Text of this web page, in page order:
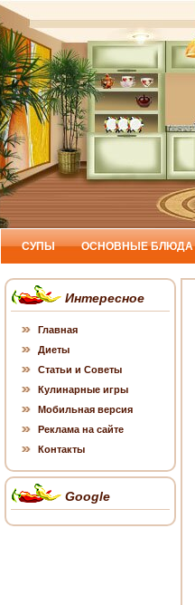
СУПЫ ОСНОВНЫЕ БЛЮДА
Интересное
Главная
Диеты
Статьи и Советы
Кулинарные игры
Мобильная версия
Реклама на сайте
Контакты
Google